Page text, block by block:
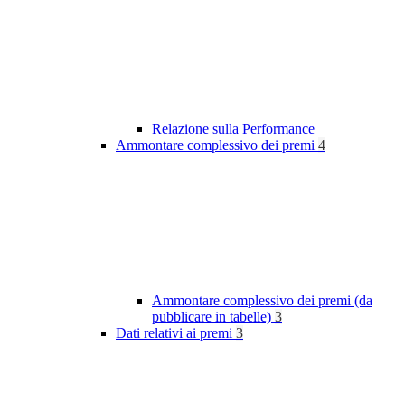
Relazione sulla Performance
Ammontare complessivo dei premi 4
Ammontare complessivo dei premi (da
pubblicare in tabelle) 3
Dati relativi ai premi 3